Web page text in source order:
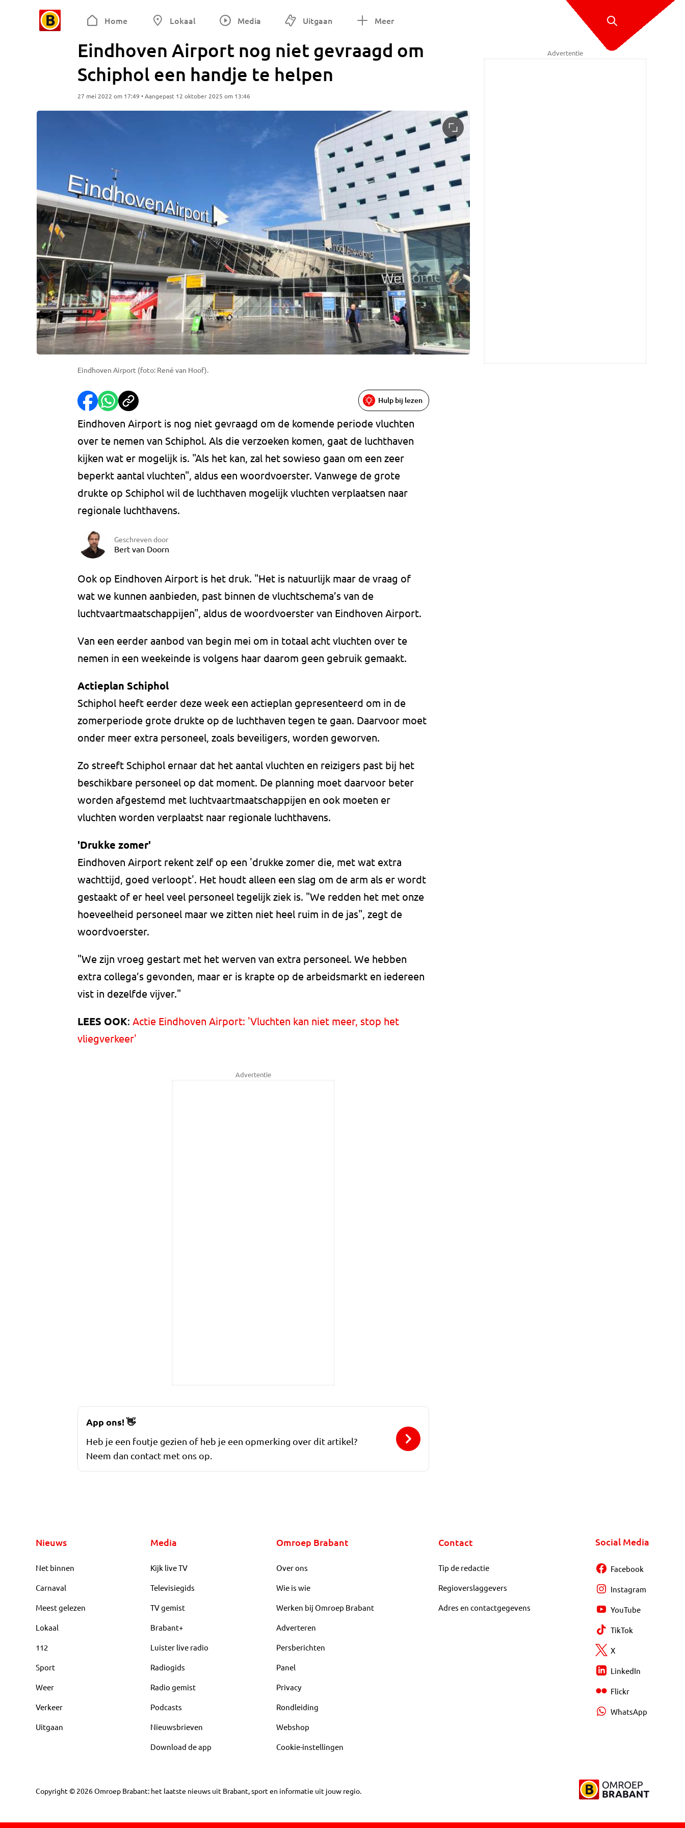
Home Lokaal Media Uitgaan Meer
Eindhoven Airport nog niet gevraagd om
Schiphol een handje te helpen
27 mei 2022 om 17:49 • Aangepast 12 oktober 2025 om 13:46
Eindhoven Airport (foto: René van Hoof).
Hulp bij lezen
Eindhoven Airport is nog niet gevraagd om de komende periode vluchten
over te nemen van Schiphol. Als die verzoeken komen, gaat de luchthaven
kijken wat er mogelijk is. "Als het kan, zal het sowieso gaan om een zeer
beperkt aantal vluchten", aldus een woordvoerster. Vanwege de grote
drukte op Schiphol wil de luchthaven mogelijk vluchten verplaatsen naar
regionale luchthavens.
Geschreven door
Bert van Doorn
Ook op Eindhoven Airport is het druk. "Het is natuurlijk maar de vraag of
wat we kunnen aanbieden, past binnen de vluchtschema’s van de
luchtvaartmaatschappijen", aldus de woordvoerster van Eindhoven Airport.
Van een eerder aanbod van begin mei om in totaal acht vluchten over te
nemen in een weekeinde is volgens haar daarom geen gebruik gemaakt.
Actieplan Schiphol
Schiphol heeft eerder deze week een actieplan gepresenteerd om in de
zomerperiode grote drukte op de luchthaven tegen te gaan. Daarvoor moet
onder meer extra personeel, zoals beveiligers, worden geworven.
Zo streeft Schiphol ernaar dat het aantal vluchten en reizigers past bij het
beschikbare personeel op dat moment. De planning moet daarvoor beter
worden afgestemd met luchtvaartmaatschappijen en ook moeten er
vluchten worden verplaatst naar regionale luchthavens.
'Drukke zomer'
Eindhoven Airport rekent zelf op een 'drukke zomer die, met wat extra
wachttijd, goed verloopt'. Het houdt alleen een slag om de arm als er wordt
gestaakt of er heel veel personeel tegelijk ziek is. "We redden het met onze
hoeveelheid personeel maar we zitten niet heel ruim in de jas", zegt de
woordvoerster.
"We zijn vroeg gestart met het werven van extra personeel. We hebben
extra collega’s gevonden, maar er is krapte op de arbeidsmarkt en iedereen
vist in dezelfde vijver."
LEES OOK: Actie Eindhoven Airport: 'Vluchten kan niet meer, stop het
vliegverkeer'
Advertentie
Advertentie
App ons!👋
Heb je een foutje gezien of heb je een opmerking over dit artikel?
Neem dan contact met ons op.
Nieuws
Net binnen
Carnaval
Meest gelezen
Lokaal
112
Sport
Weer
Verkeer
Uitgaan
Media
Kijk live TV
Televisiegids
TV gemist
Brabant+
Luister live radio
Radiogids
Radio gemist
Podcasts
Nieuwsbrieven
Download de app
Omroep Brabant
Over ons
Wie is wie
Werken bij Omroep Brabant
Adverteren
Persberichten
Panel
Privacy
Rondleiding
Webshop
Cookie-instellingen
Contact
Tip de redactie
Regioverslaggevers
Adres en contactgegevens
Social Media
Facebook
Instagram
YouTube
TikTok
X
LinkedIn
Flickr
WhatsApp
Copyright © 2026Omroep Brabant: het laatste nieuws uit Brabant, sport en informatie uit jouw regio.